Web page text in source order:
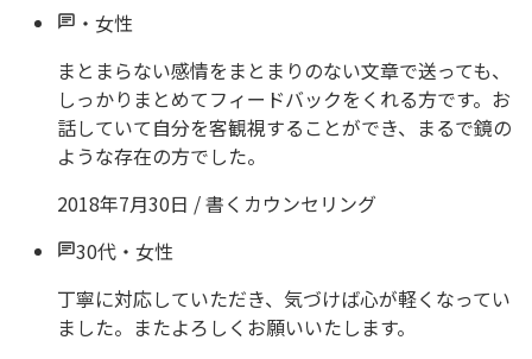
・ 女性
まとまらない感情をまとまりのない文章で送っても、
しっかりまとめてフィードバックをくれる方です。お
話していて自分を客観視することができ、まるで鏡の
ような存在の方でした。
2018年7月30日 /書くカウンセリング
30代 ・ 女性
丁寧に対応していただき、気づけば心が軽くなってい
ました。またよろしくお願いいたします。